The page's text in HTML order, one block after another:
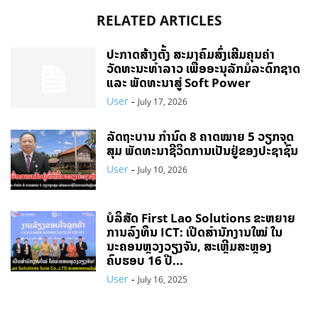
RELATED ARTICLES
ປະກາດສ້າງຕັ້ງ ສະມາຄົມສົ່ງເສີມຄຸນຄ່າ
ວັດທະນະທຳລາວ ເພື່ອອະນຸລັກມໍລະດົກຊາດ
ແລະ ພັດທະນາສູ່ Soft Power
User - July 17, 2026
ລັດຖະບານ ກຳນົດ 8 ຄາດໝາຍ 5 ວຽກຈຸດ
ສຸມ ພັດທະນາຊີວິດການເປັນຢູ່ຂອງປະຊາຊົນ
User - July 10, 2026
ບໍລິສັດ First Lao Solutions ຂະຫຍາຍ
ການລົງທຶນ ICT: ເປີດສຳນັກງານໃໝ່ ໃນ
ນະຄອນຫຼວງວຽງຈັນ, ສະເຫຼີມສະຫຼອງ
ຄົບຮອບ 16 ປີ...
User - July 16, 2025